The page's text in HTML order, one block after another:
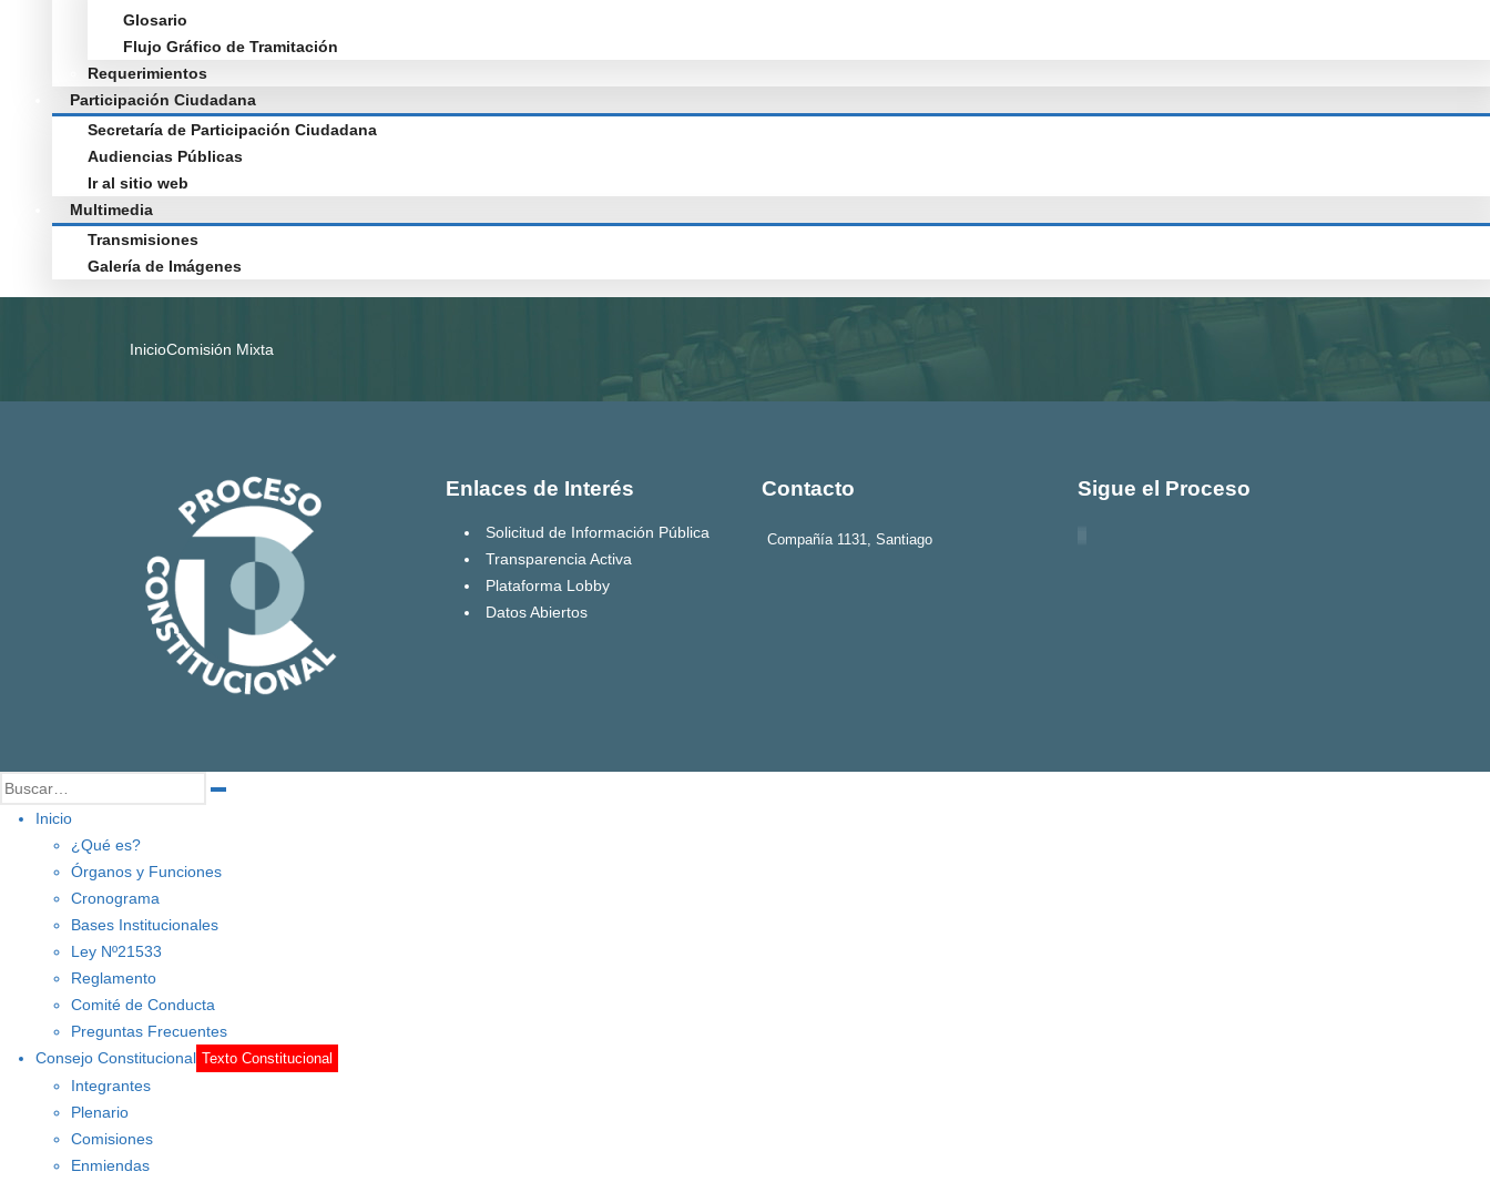
Glosario
Flujo Gráfico de Tramitación
Requerimientos
Participación Ciudadana
Secretaría de Participación Ciudadana
Audiencias Públicas
Ir al sitio web
Multimedia
Transmisiones
Galería de Imágenes
InicioComisión Mixta
Enlaces de Interés
Solicitud de Información Pública
Transparencia Activa
Plataforma Lobby
Datos Abiertos
Contacto
Compañía 1131, Santiago
Sigue el Proceso
Inicio
¿Qué es?
Órganos y Funciones
Cronograma
Bases Institucionales
Ley Nº21533
Reglamento
Comité de Conducta
Preguntas Frecuentes
Consejo Constitucional Texto Constitucional
Integrantes
Plenario
Comisiones
Enmiendas